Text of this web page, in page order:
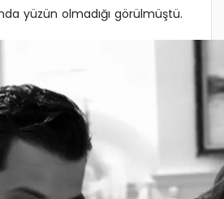
yüzün olmadığı görülmüştü.